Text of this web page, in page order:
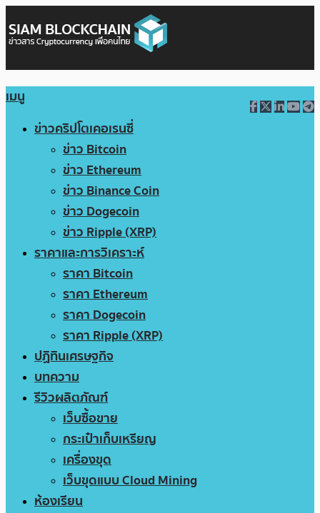
เมนู
ข่าวคริปโตเคอเรนซี่
ข่าว Bitcoin
ข่าว Ethereum
ข่าว Binance Coin
ข่าว Dogecoin
ข่าว Ripple (XRP)
ราคาและการวิเคราะห์
ราคา Bitcoin
ราคา Ethereum
ราคา Dogecoin
ราคา Ripple (XRP)
ปฏิทินเศรษฐกิจ
บทความ
รีวิวผลิตภัณฑ์
เว็บซื้อขาย
กระเป๋าเก็บเหรียญ
เครื่องขุด
เว็บขุดแบบ Cloud Mining
ห้องเรียน